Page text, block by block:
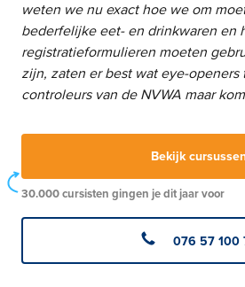
weten we nu exact hoe we om
bederfelijke eet- en drinkwaren en
registratieformulieren moeten
zijn, zaten er best wat eye-openers
controleurs van de NVWA maar
Bekijk
30.000 cursisten gingen je dit jaar voor
076 57 100